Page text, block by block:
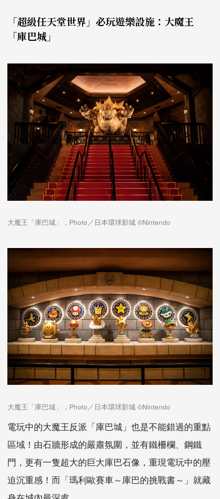
「超級任天堂世界」必玩遊樂設施：大魔王
「庫巴城」
大魔王「庫巴城」，Photo／日本環球影城 ©Nintendo
大魔王「庫巴城」，Photo／日本環球影城 ©Nintendo
電玩中的大魔王反派「庫巴城」也是不能錯過的重點
區域！由石牆形成的嚴肅氛圍，並有鐵柵欄、鋼鐵
門，更有一隻超大的巨大庫巴石像，重現電玩中的壓
迫沉重感！而「瑪利歐賽車～庫巴的挑戰書～」就藏